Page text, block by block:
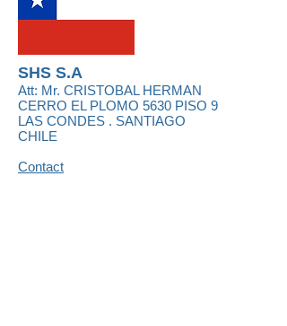
SHS S.A
Att: Mr. CRISTOBAL HERMAN
CERRO EL PLOMO 5630 PISO 9
LAS CONDES . SANTIAGO
CHILE
Contact